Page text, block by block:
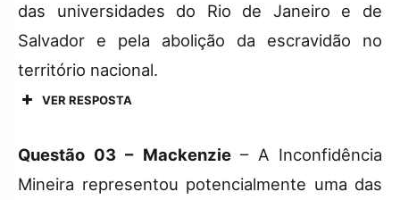
das universidades do Rio de Janeiro e de
Salvador e pela abolição da escravidão no
território nacional.
VER RESPOSTA
Questão 03 – Mackenzie – A Inconfidência
Mineira representou potencialmente uma das